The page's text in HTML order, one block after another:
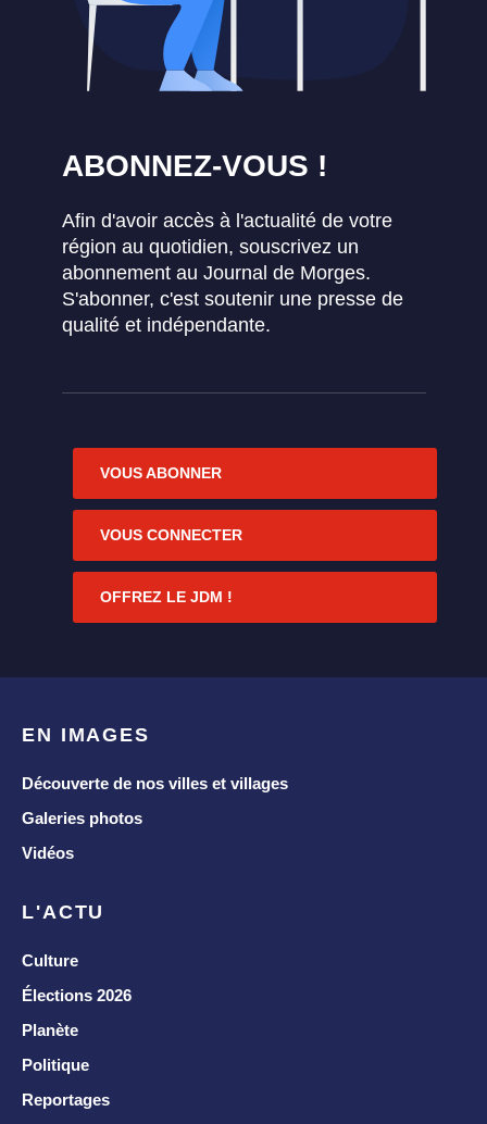
ABONNEZ-VOUS !
Afin d'avoir accès à l'actualité de votre
région au quotidien, souscrivez un
abonnement au Journal de Morges.
S'abonner, c'est soutenir une presse de
qualité et indépendante.
VOUS ABONNER
VOUS CONNECTER
OFFREZ LE JDM !
EN IMAGES
Découverte de nos villes et villages
Galeries photos
Vidéos
L'ACTU
Culture
Élections 2026
Planète
Politique
Reportages